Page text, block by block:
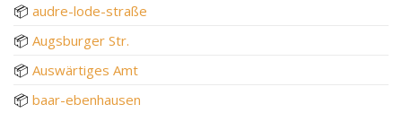
📦 audre-lode-straße
📦 Augsburger Str.
📦 Auswärtiges Amt
📦 baar-ebenhausen